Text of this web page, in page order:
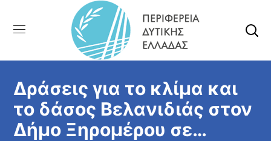
Δράσεις για το κλίμα και
το δάσος Βελανιδιάς στον
Δήμο Ξηρομέρου σε